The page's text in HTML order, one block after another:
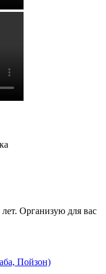
Организую для вас
Пойзон)